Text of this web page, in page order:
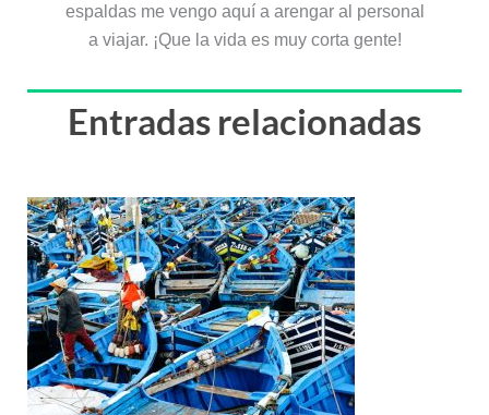
espaldas me vengo aquí a arengar al personal
a viajar. ¡Que la vida es muy corta gente!
Entradas relacionadas